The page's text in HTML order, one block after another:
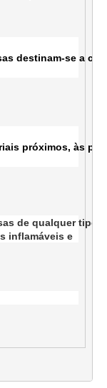
destinam-se a
próximos, às
de qualquer tipo,
inflamáveis ​​e